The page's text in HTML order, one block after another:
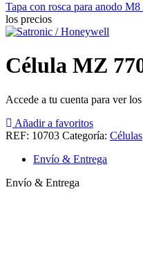
Tapa con rosca para anodo
los precios
Célula MZ
Accede a tu cuenta para ver
Añadir a favoritos
REF: 10703 Categoría: Células
Envío & Entrega
Envío & Entrega